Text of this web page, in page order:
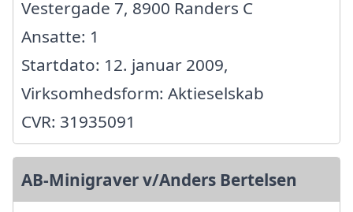
Vestergade 7, 8900 Randers C
Ansatte: 1
Startdato: 12. januar 2009,
Virksomhedsform: Aktieselskab
CVR: 31935091
AB-Minigraver v/Anders Bertelsen